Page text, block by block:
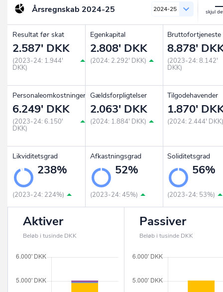
Årsregnskab 2024-25 2024-25
Resultat før skat
2.587' DKK
(2023-24: 1.944'
DKK)
Egenkapital
2.808' DKK
(2024: 2.292' DKK)
Bruttofortjeneste
8.878'
(2023-24: 8.142'
DKK)
Personaleomkostninger
6.249' DKK
(2023-24: 6.150'
DKK)
Gældsforpligtelser
2.063' DKK
(2024: 1.884' DKK)
Tilgodehavender
1.870'
(2024: 2.444'
Likviditetsgrad
238%
(2023-24: 224%)
Afkastningsgrad
52%
(2023-24: 45%)
Soliditetsgrad
56%
(2023-24: 53%)
Aktiver
Beløb i tusinde DKK
Passiver
Beløb i tusinde DKK